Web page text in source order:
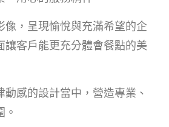
像，呈現愉悅與充滿希望的企
讓客戶能更充分體會餐點的美
動感的設計當中，營造專業、